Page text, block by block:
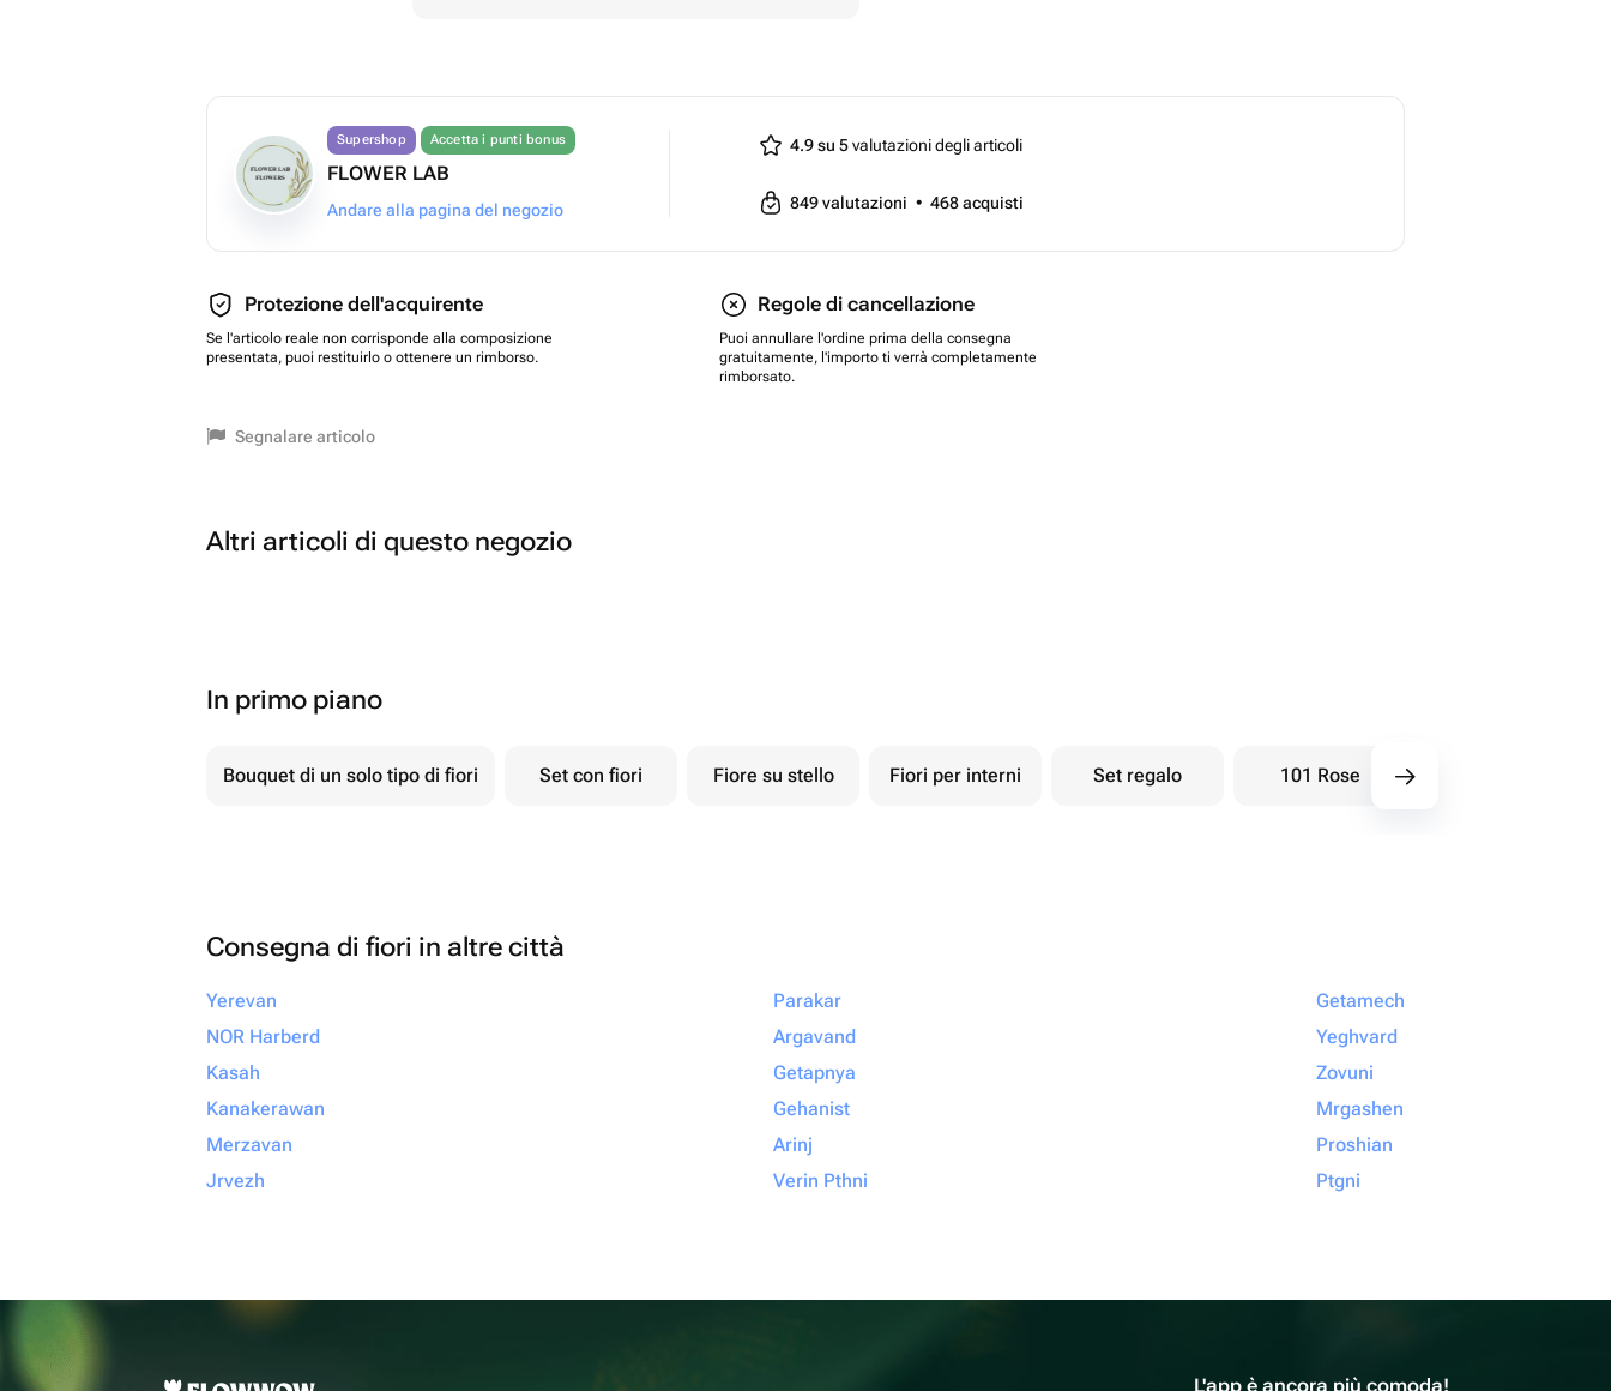
Supershop Accetta i punti bonus
FLOWER LAB
Andare alla pagina del negozio
4.9 su 5valutazioni degli articoli
849valutazioni • 468acquisti
Protezione dell'acquirente
Se l'articolo reale non corrisponde alla composizione
presentata, puoi restituirlo o ottenere un rimborso.
Regole di cancellazione
Puoi annullare l'ordine prima della consegna
gratuitamente, l'importo ti verrà completamente
rimborsato.
Segnalare articolo
Altri articoli di questo negozio
In primo piano
Bouquet di un solo tipo di fiori Set con fiori Fiore su stello Fiori per interni Set regalo 101 Rose
Consegna di fiori in altre città
Yerevan
NOR Harberd
Kasah
Kanakerawan
Merzavan
Jrvezh
Parakar
Argavand
Getapnya
Gehanist
Arinj
Verin Pthni
Getamech
Yeghvard
Zovuni
Mrgashen
Proshian
Ptgni
L'app è ancora più comoda!